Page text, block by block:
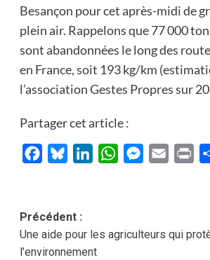
Besançon pour cet après-midi de
plein air. Rappelons que 77 000
sont abandonnées le long des
en France, soit 193 kg/km
l’association Gestes Propres sur
Partager cet article :
FacebookBlueskyLinkedInWhatsAppMessenger
Email
Navigation
d’article
Précédent :
Une aide pour les agriculteurs qui
l’environnement